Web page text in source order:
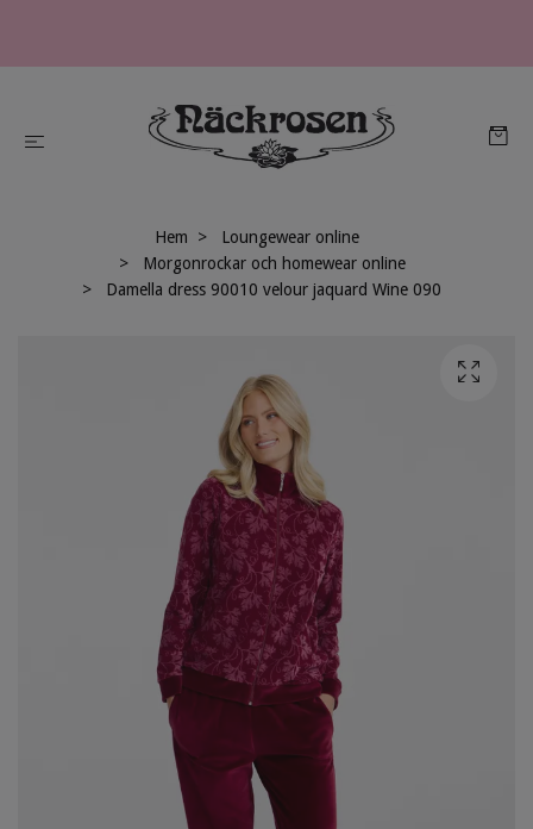
Hem
Loungewear online
Morgonrockar och homewear online
Damella dress 90010 velour jaquard Wine 090